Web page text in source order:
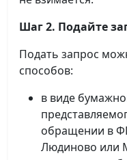
Шаг 2. Подайте
Подать запрос
способов:
в виде
обращении в
Людиново или